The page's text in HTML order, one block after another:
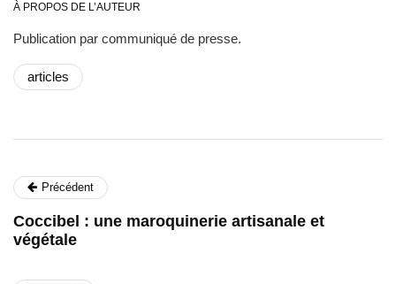
À PROPOS DE L’AUTEUR
Publication par communiqué de presse.
articles
Précédent
Coccibel : une maroquinerie artisanale et
végétale